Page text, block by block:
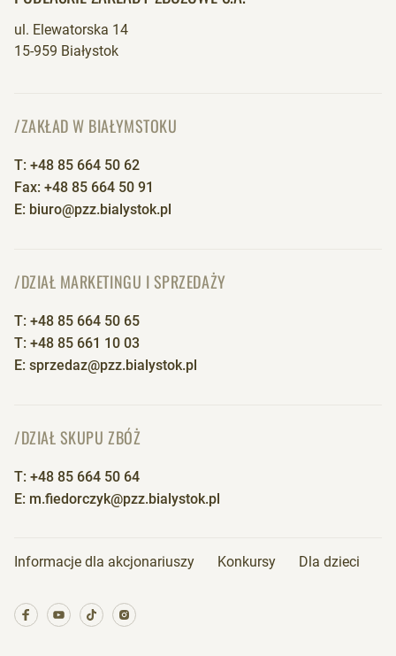
ul. Elewatorska 14
15-959 Białystok
/ZAKŁAD W BIAŁYMSTOKU
T: +48 85 664 50 62
Fax: +48 85 664 50 91
E: biuro@pzz.bialystok.pl
/DZIAŁ MARKETINGU I SPRZEDAŻY
T: +48 85 664 50 65
T: +48 85 661 10 03
E: sprzedaz@pzz.bialystok.pl
/DZIAŁ SKUPU ZBÓŻ
T: +48 85 664 50 64
E: m.fiedorczyk@pzz.bialystok.pl
Informacje dla akcjonariuszy Konkursy Dla dzieci